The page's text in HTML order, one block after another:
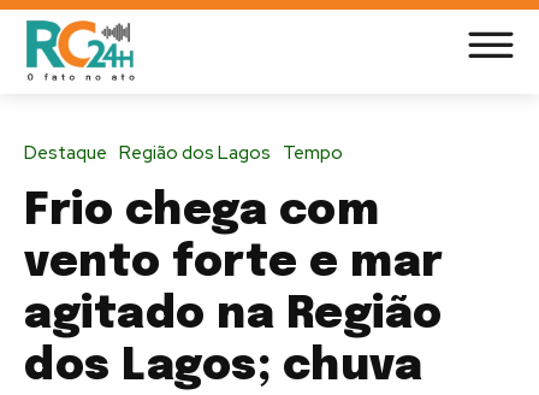
Destaque Região dos Lagos Tempo
Frio chega com
vento forte e mar
agitado na Região
dos Lagos; chuva